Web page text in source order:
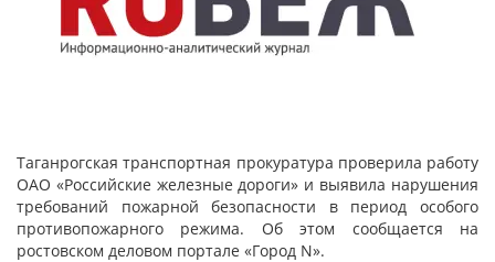
Таганрогская транспортная прокуратура проверила работу
ОАО «Российские железные дороги» и выявила нарушения
требований пожарной безопасности в период особого
противопожарного режима. Об этом сообщается на
ростовском деловом портале «Город N».